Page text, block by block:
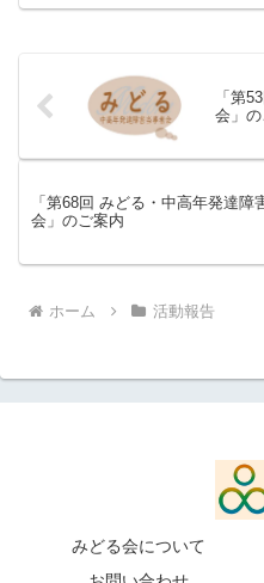
「第
会」
「第68回 みどる・中高年発達障
会」のご案内
ホーム 活動報告
みどる会について